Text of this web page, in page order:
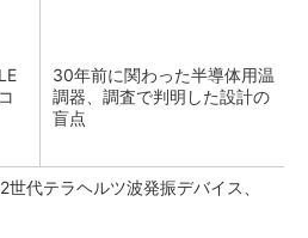
30年前に関わった半導体用温
調器、調査で判明した設計の
盲点
世代テラヘルツ波発振デバイス、